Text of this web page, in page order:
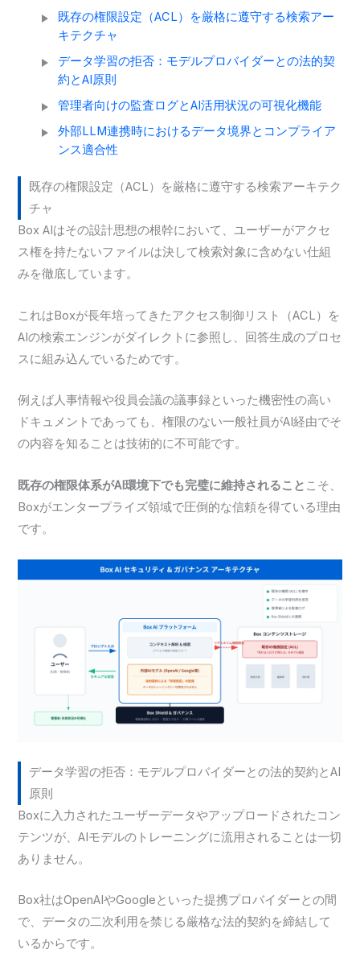
既存の権限設定（ACL）を厳格に遵守する検索アー
キテクチャ
データ学習の拒否：モデルプロバイダーとの法的契
約とAI原則
管理者向けの監査ログとAI活用状況の可視化機能
外部LLM連携時におけるデータ境界とコンプライア
ンス適合性
既存の権限設定（ACL）を厳格に遵守する検索アーキテク
チャ
Box AIはその設計思想の根幹において、ユーザーがアクセ
ス権を持たないファイルは決して検索対象に含めない仕組
みを徹底しています。
これはBoxが長年培ってきたアクセス制御リスト（ACL）を
AIの検索エンジンがダイレクトに参照し、回答生成のプロセ
スに組み込んでいるためです。
例えば人事情報や役員会議の議事録といった機密性の高い
ドキュメントであっても、権限のない一般社員がAI経由でそ
の内容を知ることは技術的に不可能です。
既存の権限体系がAI環境下でも完璧に維持されること こそ、
Boxがエンタープライズ領域で圧倒的な信頼を得ている理由
です。
データ学習の拒否：モデルプロバイダーとの法的契約とAI
原則
Boxに入力されたユーザーデータやアップロードされたコン
テンツが、AIモデルのトレーニングに流用されることは一切
ありません。
Box社はOpenAIやGoogleといった提携プロバイダーとの間
で、データの二次利用を禁じる厳格な法的契約を締結して
いるからです。